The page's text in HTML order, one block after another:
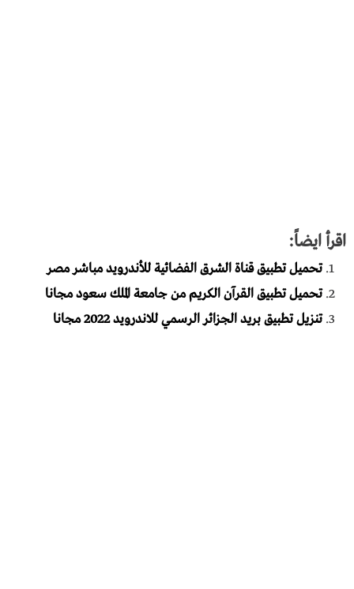
اقرأ ايضاً:
تحميل تطبيق قناة الشرق الفضائية للأندرويد مباشر مصر
تحميل تطبيق القرآن الكريم من جامعة الملك سعود مجانا
تنزيل تطبيق بريد الجزائر الرسمي للاندرويد 2022 مجانا